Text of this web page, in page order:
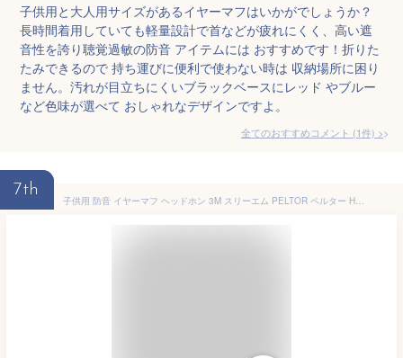
子供用と大人用サイズがあるイヤーマフはいかがでしょうか？
長時間着用していても軽量設計で首などが疲れにくく、高い遮
音性を誇り聴覚過敏の防音 アイテムには おすすめです！折りた
たみできるので 持ち運びに便利で使わない時は 収納場所に困り
ません。汚れが目立ちにくいブラックベースにレッド やブルー
など色味が選べて おしゃれなデザインですよ。
全てのおすすめコメント (1件) >
7th
子供用 防音 イヤーマフ ヘッドホン 3M スリーエム PELTOR ペルター H510AK-442-GB/RE キッズ 幼児 赤ちゃん ライブ コンサート スポーツ 耳栓 聴覚過敏 自閉症